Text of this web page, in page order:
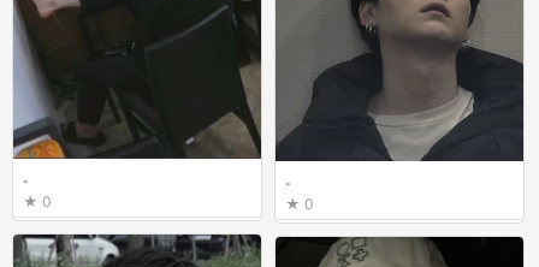
。
0
。
0